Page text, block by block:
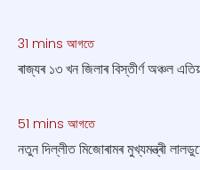
31 mins আগতে
ৰাজ্যৰ ১৩ খন জিলাৰ বিস্তীর্ণ অঞ্চল
51 mins আগতে
নতুন দিল্লীত মিজোৰামৰ মুখ্যমন্ত্ৰী